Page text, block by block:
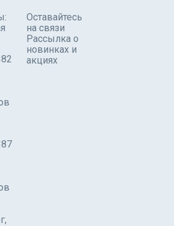
Оставайтесь
на связи
Рассылка о
новинках и
акциях